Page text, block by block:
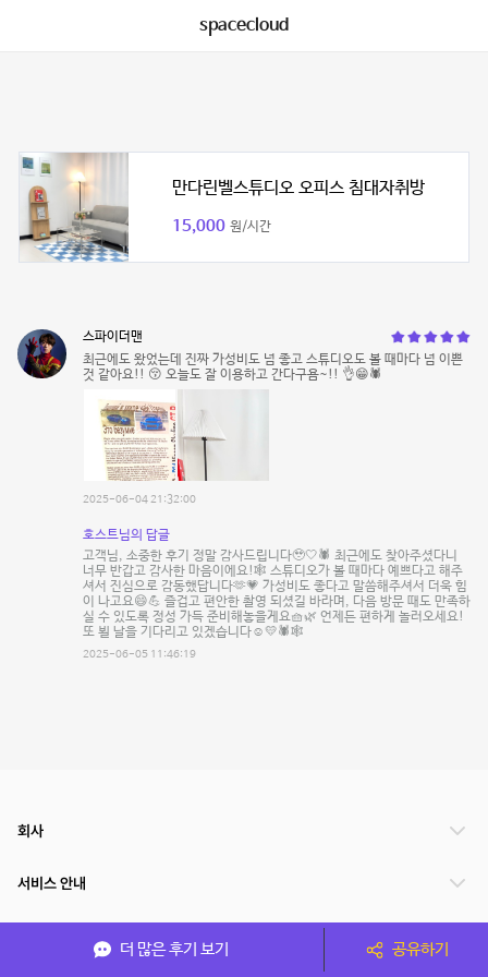
spacecloud
만다린벨스튜디오 오피스 침대자취방
15,000 원/시간
스파이더맨
최근에도 왔었는데 진짜 가성비도 넘 좋고 스튜디오도 볼 때마다 넘 이쁜
것 같아요!! 😚 오늘도 잘 이용하고 간다구욤~!! 👌😁🕷️
2025-06-04 21:32:00
호스트님의 답글
고객님, 소중한 후기 정말 감사드립니다🥹🤍🕷️ 최근에도 찾아주셨다니
너무 반갑고 감사한 마음이에요!🕸️ 스튜디오가 볼 때마다 예쁘다고 해주
셔서 진심으로 감동했답니다🫶💗 가성비도 좋다고 말씀해주셔서 더욱 힘
이 나고요😄💪 즐겁고 편안한 촬영 되셨길 바라며, 다음 방문 때도 만족하
실 수 있도록 정성 가득 준비해놓을게요🧺🌿 언제든 편하게 놀러오세요!
또 뵐 날을 기다리고 있겠습니다☺️💛🕷️🕸️
2025-06-05 11:46:19
더 많은 후기 보기 공유하기
회사
서비스 안내